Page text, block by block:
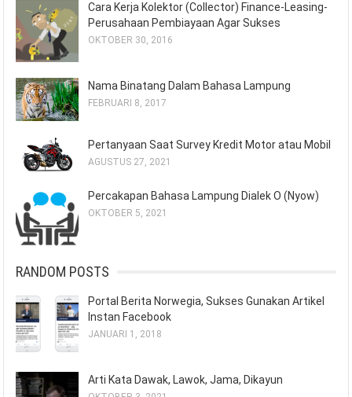
Cara Kerja Kolektor (Collector) Finance-Leasing-
Perusahaan Pembiayaan Agar Sukses
OKTOBER 30, 2016
Nama Binatang Dalam Bahasa Lampung
FEBRUARI 8, 2017
Pertanyaan Saat Survey Kredit Motor atau Mobil
AGUSTUS 27, 2021
Percakapan Bahasa Lampung Dialek O (Nyow)
OKTOBER 5, 2021
RANDOM POSTS
Portal Berita Norwegia, Sukses Gunakan Artikel
Instan Facebook
JANUARI 1, 2018
Arti Kata Dawak, Lawok, Jama, Dikayun